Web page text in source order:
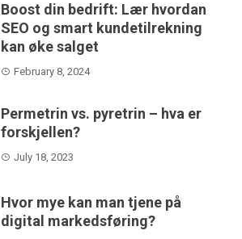
Boost din bedrift: Lær hvordan
SEO og smart kundetilrekning
kan øke salget
February 8, 2024
Permetrin vs. pyretrin – hva er
forskjellen?
July 18, 2023
Hvor mye kan man tjene på
digital markedsføring?